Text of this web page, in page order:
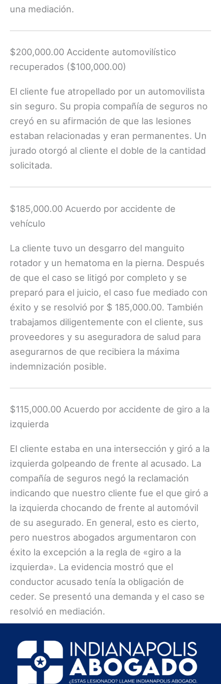
una mediación.
$200,000.00 Accidente automovilístico
recuperados ($100,000.00)
El cliente fue atropellado por un automovilista
sin seguro. Su propia compañía de seguros no
creyó en su afirmación de que las lesiones
estaban relacionadas y eran permanentes. Un
jurado otorgó al cliente el doble de la cantidad
solicitada.
$185,000.00 Acuerdo por accidente de
vehículo
La cliente tuvo un desgarro del manguito
rotador y un hematoma en la pierna. Después
de que el caso se litigó por completo y se
preparó para el juicio, el caso fue mediado con
éxito y se resolvió por $ 185,000.00. También
trabajamos diligentemente con el cliente, sus
proveedores y su aseguradora de salud para
asegurarnos de que recibiera la máxima
indemnización posible.
$115,000.00 Acuerdo por accidente de giro a la
izquierda
El cliente estaba en una intersección y giró a la
izquierda golpeando de frente al acusado. La
compañía de seguros negó la reclamación
indicando que nuestro cliente fue el que giró a
la izquierda chocando de frente al automóvil
de su asegurado. En general, esto es cierto,
pero nuestros abogados argumentaron con
éxito la excepción a la regla de «giro a la
izquierda». La evidencia mostró que el
conductor acusado tenía la obligación de
ceder. Se presentó una demanda y el caso se
resolvió en mediación.